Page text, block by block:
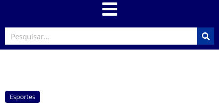
Esportes